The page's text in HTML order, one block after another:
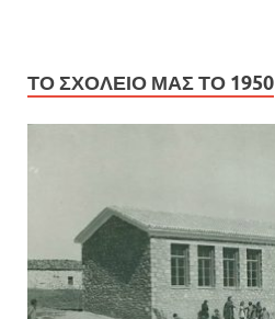
ΤΟ ΣΧΟΛΕΊΟ ΜΑΣ ΤΟ 1950